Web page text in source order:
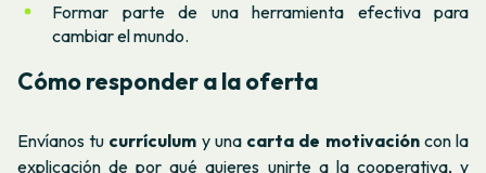
Formar parte de una herramienta efectiva para
cambiar el mundo.
Cómo responder a la oferta
Envíanos tu currículum y una carta de motivacióncon la
explicación de por qué quieres unirte a la cooperativa, y